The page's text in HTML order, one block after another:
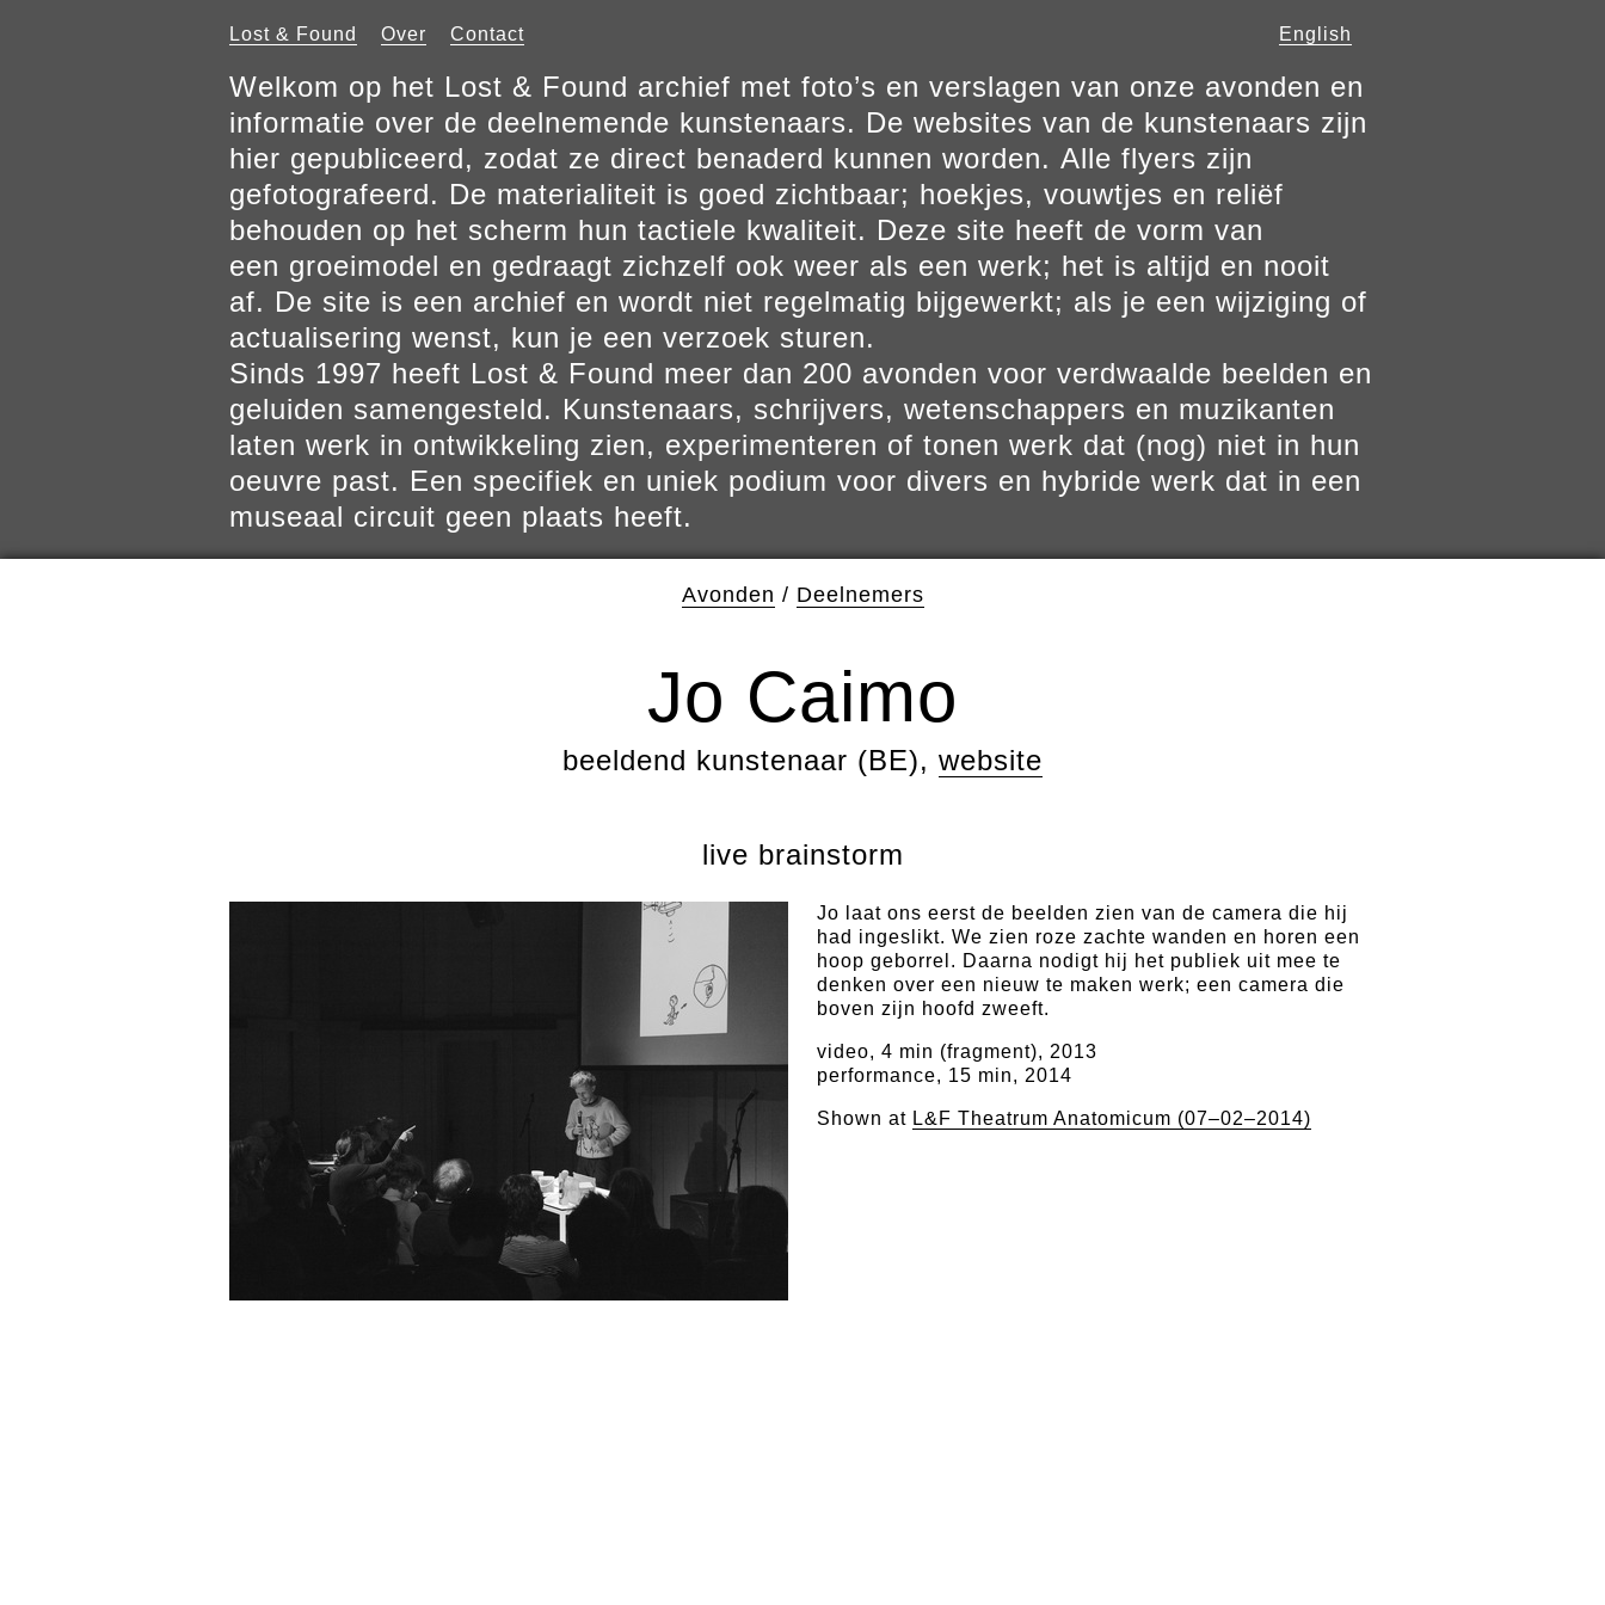
Lost & Found Over Contact English
Welkom op het Lost & Found archief met foto’s en verslagen van onze avonden en
informatie over de deelnemende kunstenaars. De websites van de kunstenaars zijn
hier gepubliceerd, zodat ze direct benaderd kunnen worden. Alle flyers zijn
gefotografeerd. De materialiteit is goed zichtbaar; hoekjes, vouwtjes en reliëf
behouden op het scherm hun tactiele kwaliteit. Deze site heeft de vorm van
een groeimodel en gedraagt zichzelf ook weer als een werk; het is altijd en nooit
af. De site is een archief en wordt niet regelmatig bijgewerkt; als je een wijziging of
actualisering wenst, kun je een verzoek sturen.
Sinds 1997 heeft Lost & Found meer dan 200 avonden voor verdwaalde beelden en
geluiden samengesteld. Kunstenaars, schrijvers, wetenschappers en muzikanten
laten werk in ontwikkeling zien, experimenteren of tonen werk dat (nog) niet in hun
oeuvre past. Een specifiek en uniek podium voor divers en hybride werk dat in een
museaal circuit geen plaats heeft.
Avonden / Deelnemers
Jo Caimo
beeldend kunstenaar (BE), website
live brainstorm
Jo laat ons eerst de beelden zien van de camera die hij
had ingeslikt. We zien roze zachte wanden en horen een
hoop geborrel. Daarna nodigt hij het publiek uit mee te
denken over een nieuw te maken werk; een camera die
boven zijn hoofd zweeft.
video, 4 min (fragment), 2013
performance, 15 min, 2014
Shown at L&F Theatrum Anatomicum (07–02–2014)